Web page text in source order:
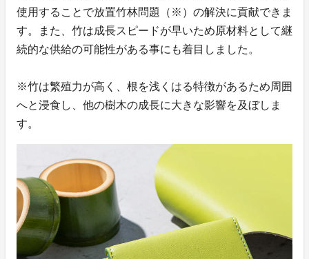
使用することで放置竹林問題（※）の解決に貢献できま
す。また、竹は成長スピードが早いため原材料として継
続的な供給の可能性がある事にも着目しました。
※竹は繁殖力が高く、根を浅くはる特徴があるため周囲
へと浸食し、他の樹木の成長に大きな影響を及ぼしま
す。